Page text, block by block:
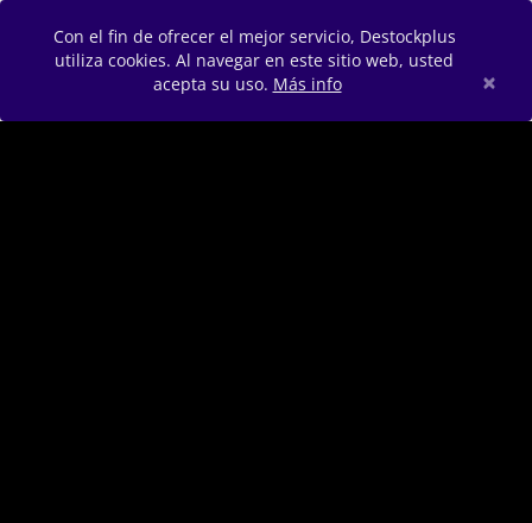
Con el fin de ofrecer el mejor servicio, Destockplus
utiliza cookies. Al navegar en este sitio web, usted
acepta su uso. Más info ×